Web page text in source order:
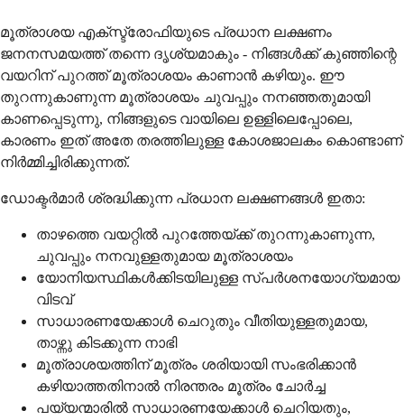
മൂത്രാശയ എക്സ്ട്രോഫിയുടെ പ്രധാന ലക്ഷണം
ജനനസമയത്ത് തന്നെ ദൃശ്യമാകും - നിങ്ങൾക്ക് കുഞ്ഞിന്റെ
വയറിന് പുറത്ത് മൂത്രാശയം കാണാൻ കഴിയും. ഈ
തുറന്നുകാണുന്ന മൂത്രാശയം ചുവപ്പും നനഞ്ഞതുമായി
കാണപ്പെടുന്നു, നിങ്ങളുടെ വായിലെ ഉള്ളിലെപ്പോലെ,
കാരണം ഇത് അതേ തരത്തിലുള്ള കോശജാലകം കൊണ്ടാണ്
നിർമ്മിച്ചിരിക്കുന്നത്.
ഡോക്ടർമാർ ശ്രദ്ധിക്കുന്ന പ്രധാന ലക്ഷണങ്ങൾ ഇതാ:
താഴത്തെ വയറ്റില്‍ പുറത്തേയ്ക്ക് തുറന്നുകാണുന്ന,
ചുവപ്പും നനവുള്ളതുമായ മൂത്രാശയം
യോനിയസ്ഥികള്‍ക്കിടയിലുള്ള സ്പര്‍ശനയോഗ്യമായ
വിടവ്
സാധാരണയേക്കാള്‍ ചെറുതും വീതിയുള്ളതുമായ,
താഴ്ന്നു കിടക്കുന്ന നാഭി
മൂത്രാശയത്തിന് മൂത്രം ശരിയായി സംഭരിക്കാന്‍
കഴിയാത്തതിനാല്‍ നിരന്തരം മൂത്രം ചോര്‍ച്ച
പയ്യന്മാരില്‍ സാധാരണയേക്കാള്‍ ചെറിയതും,